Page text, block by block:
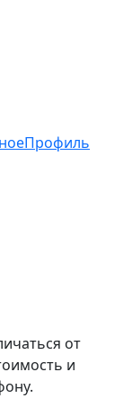
Профиль
от
и